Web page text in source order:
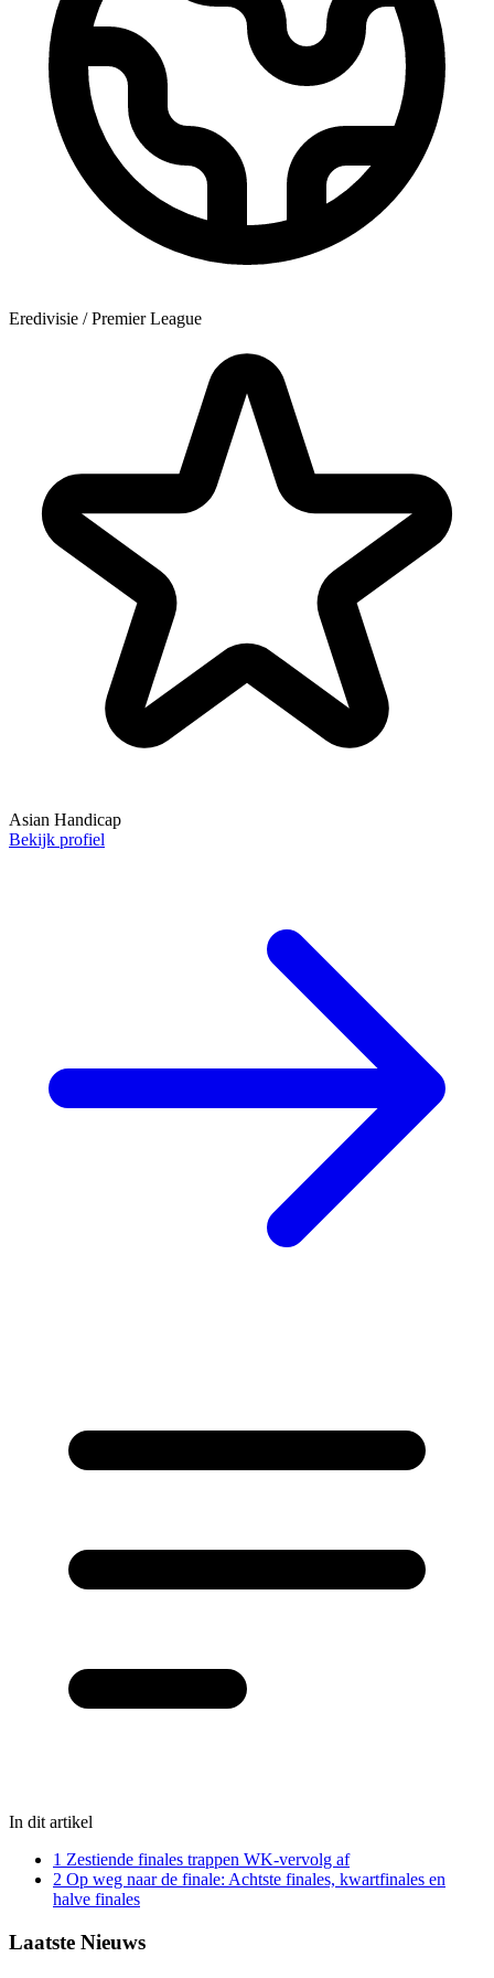
Eredivisie / Premier League
Asian Handicap
Bekijk profiel
In dit artikel
1 Zestiende finales trappen WK-vervolg af
2 Op weg naar de finale: Achtste finales, kwartfinales en
halve finales
Laatste Nieuws